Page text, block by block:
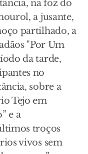
na foz do
a jusante,
partilhado, a
"Por Um
da tarde,
no
sobre a
Tejo em
e a
troços
vivos sem